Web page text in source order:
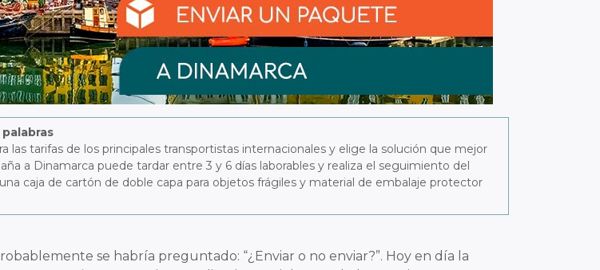
las tarifas de los principales transportistas internacionales y elige la solución que mejor
a Dinamarca puede tardar entre 3 y 6 días laborables y realiza el seguimiento del
caja de cartón de doble capa para objetos frágiles y material de embalaje protector
se habría preguntado: “¿Enviar o no enviar?”. Hoy en día la